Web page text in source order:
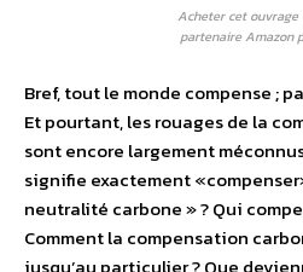
Acheter cet ouvrage
partenaire Amazon
Bref, tout le monde compense ;
Et pourtant, les rouages de la
sont encore largement
signifie exactement
neutralité carbone » ? Qui
Comment la compensation